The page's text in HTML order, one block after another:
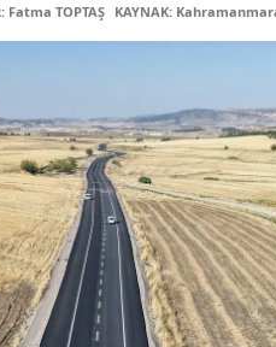
Fatma TOPTAŞ KAYNAK: